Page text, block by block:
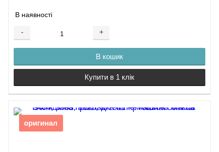
В наявності
- +
В кошик
Купити в 1 клік
оригинал